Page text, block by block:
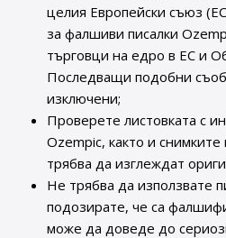
целия Европейски съюз
за фалшиви писалки
търговци на едро в ЕС и
Последващи подобни
изключени;
Проверете листовката с
Ozempic, както и
трябва да изглеждат
Не трябва да използвате
подозирате, че са
може да доведе до